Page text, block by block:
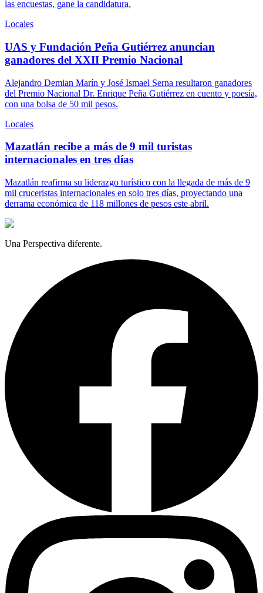
las encuestas, gane la candidatura.
Locales
UAS y Fundación Peña Gutiérrez anuncian
ganadores del XXII Premio Nacional
Alejandro Demian Marín y José Ismael Serna resultaron ganadores
del Premio Nacional Dr. Enrique Peña Gutiérrez en cuento y poesía,
con una bolsa de 50 mil pesos.
Locales
Mazatlán recibe a más de 9 mil turistas
internacionales en tres días
Mazatlán reafirma su liderazgo turístico con la llegada de más de 9
mil cruceristas internacionales en solo tres días, proyectando una
derrama económica de 118 millones de pesos este abril.
Una Perspectiva diferente.